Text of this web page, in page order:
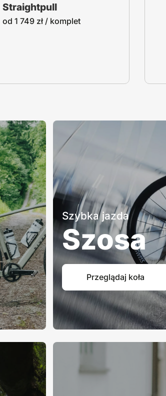
Straightpull
od1 749 zł / komplet
Szybka jazda
Szosa
Przeglądaj koła